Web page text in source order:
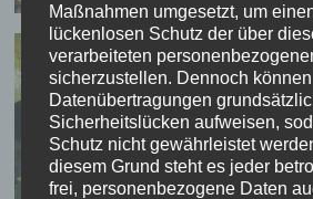
Maßnahmen umgesetzt, um
lückenlosen Schutz der über
verarbeiteten
sicherzustellen. Dennoch
Datenübertragungen
Sicherheitslücken aufweisen,
Schutz nicht gewährleistet
diesem Grund steht es jeder
frei, personenbezogene Daten